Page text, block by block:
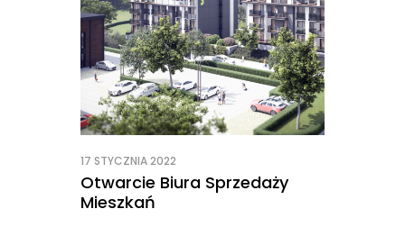
17 STYCZNIA 2022
Otwarcie Biura Sprzedaży
Mieszkań